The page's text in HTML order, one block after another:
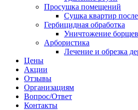
Просушка помещений
Сушка квартир
Гербицидная обработка
Уничтожение
Арбористика
Лечение и обрезка
Цены
Акции
Отзывы
Организациям
Вопрос/Ответ
Контакты